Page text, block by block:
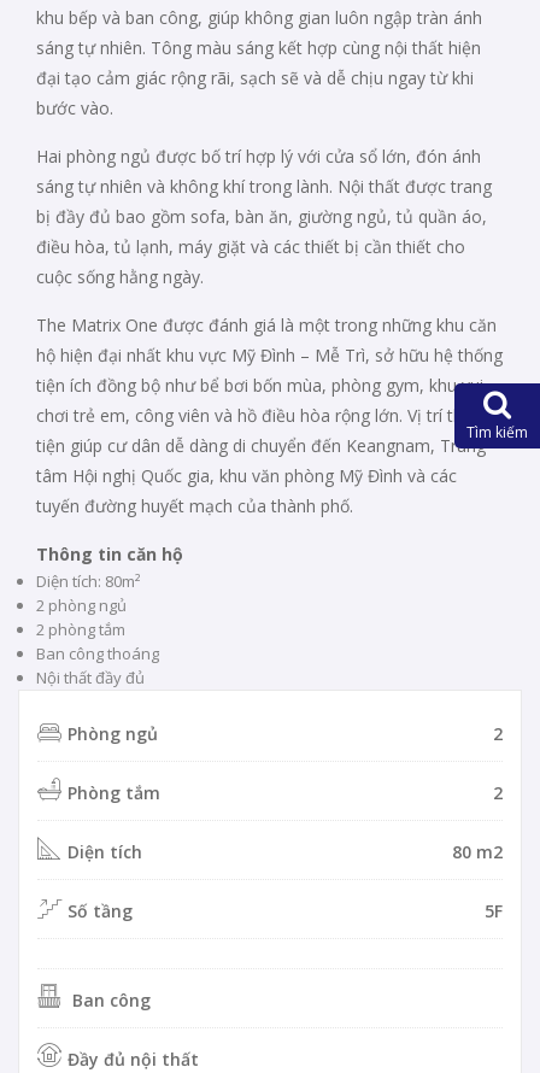
khu bếp và ban công, giúp không gian luôn ngập tràn ánh
sáng tự nhiên. Tông màu sáng kết hợp cùng nội thất hiện
đại tạo cảm giác rộng rãi, sạch sẽ và dễ chịu ngay từ khi
bước vào.
Hai phòng ngủ được bố trí hợp lý với cửa sổ lớn, đón ánh
sáng tự nhiên và không khí trong lành. Nội thất được trang
bị đầy đủ bao gồm sofa, bàn ăn, giường ngủ, tủ quần áo,
điều hòa, tủ lạnh, máy giặt và các thiết bị cần thiết cho
cuộc sống hằng ngày.
The Matrix One được đánh giá là một trong những khu căn
hộ hiện đại nhất khu vực Mỹ Đình – Mễ Trì, sở hữu hệ thống
tiện ích đồng bộ như bể bơi bốn mùa, phòng gym, khu vui
chơi trẻ em, công viên và hồ điều hòa rộng lớn. Vị trí thuận
tiện giúp cư dân dễ dàng di chuyển đến Keangnam, Trung
tâm Hội nghị Quốc gia, khu văn phòng Mỹ Đình và các
tuyến đường huyết mạch của thành phố.
Thông tin căn hộ
Diện tích: 80m²
2 phòng ngủ
2 phòng tắm
Ban công thoáng
Nội thất đầy đủ
Phòng ngủ 2
Phòng tắm 2
Diện tích 80 m2
Số tầng 5F
Ban công
Đầy đủ nội thất
Tìm kiếm